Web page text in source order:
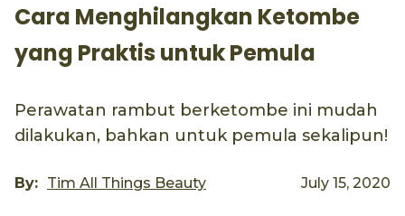
Cara Menghilangkan Ketombe
yang Praktis untuk Pemula
Perawatan rambut berketombe ini mudah
dilakukan, bahkan untuk pemula sekalipun!
By: Tim All Things Beauty July 15, 2020